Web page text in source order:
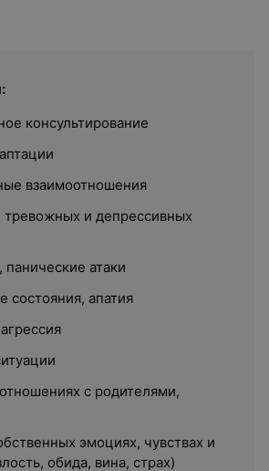
консультирование
взаимоотношения
и депрессивных
атаки
состояния, апатия
с родителями,
эмоциях, чувствах и
обида, вина, страх)